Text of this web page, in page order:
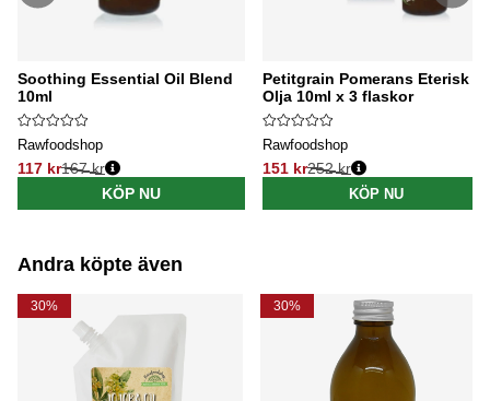
Soothing Essential Oil Blend
10ml
Rawfoodshop
117 kr
Ordinarie pris:
167 kr
KÖP NU
Petitgrain Pomerans Eterisk
Olja 10ml x 3 flaskor
Rawfoodshop
151 kr
Ordinarie pris:
252 kr
KÖP NU
Andra köpte även
30% 30%